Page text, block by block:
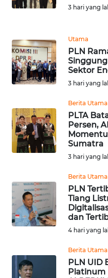
3 hari yang
Utama
PLN
Sektor
3 hari yang
Berita Utama
PLTA
Persen,
Sumatra
3 hari yang
Berita Utama
PLN
Tiang
dan
4 hari yang
Berita Utama
PLN UID
Platinum
WN
WN
JATENG
WN
WN
JOGJA
WN
WN
BALI
WN
WN
KALTENG